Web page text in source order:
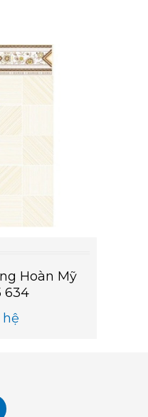
Hoàn Mỹ
634
hệ